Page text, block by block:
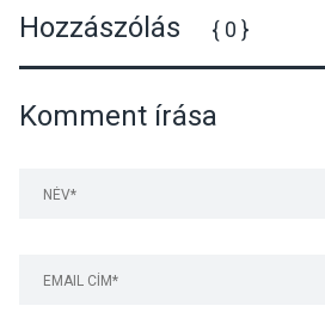
Hozzászólás { 0 }
Komment írása